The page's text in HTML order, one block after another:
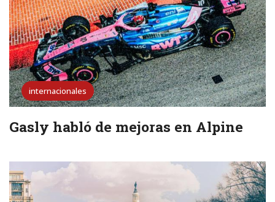
internacionales
Gasly habló de mejoras en Alpine